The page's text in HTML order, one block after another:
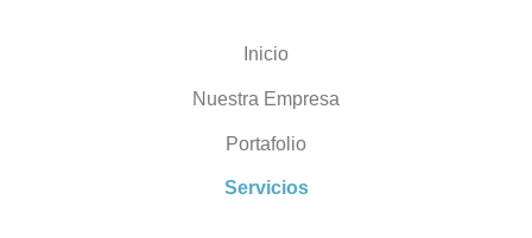
Inicio
Nuestra Empresa
Portafolio
Servicios